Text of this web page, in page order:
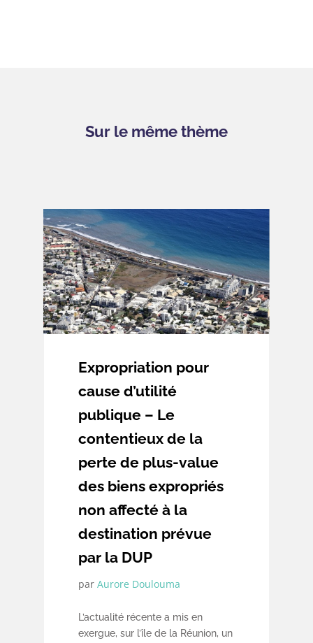
Sur le même thème
Expropriation pour
cause d’utilité
publique – Le
contentieux de la
perte de plus-value
des biens expropriés
non affecté à la
destination prévue
par la DUP
par Aurore Doulouma
L’actualité récente a mis en
exergue, sur l’île de la Réunion, un